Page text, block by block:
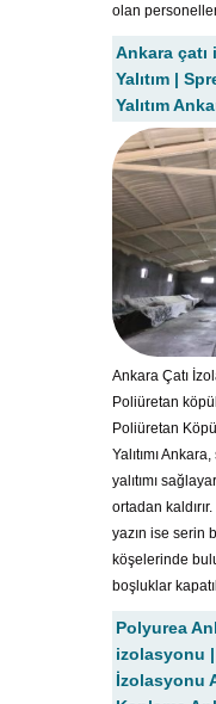
olan personeller
Ankara çatı
Yalıtım |
Yalıtım
Ankara Çatı
Poliüretan
Poliüretan
Yalıtımı
yalıtımı
ortadan kaldırır.
yazın ise serin
köşelerinde
boşluklar
Polyurea
izolasyonu |
İzolasyonu